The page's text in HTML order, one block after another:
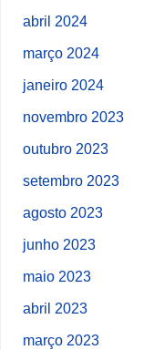
abril 2024
março 2024
janeiro 2024
novembro 2023
outubro 2023
setembro 2023
agosto 2023
junho 2023
maio 2023
abril 2023
março 2023